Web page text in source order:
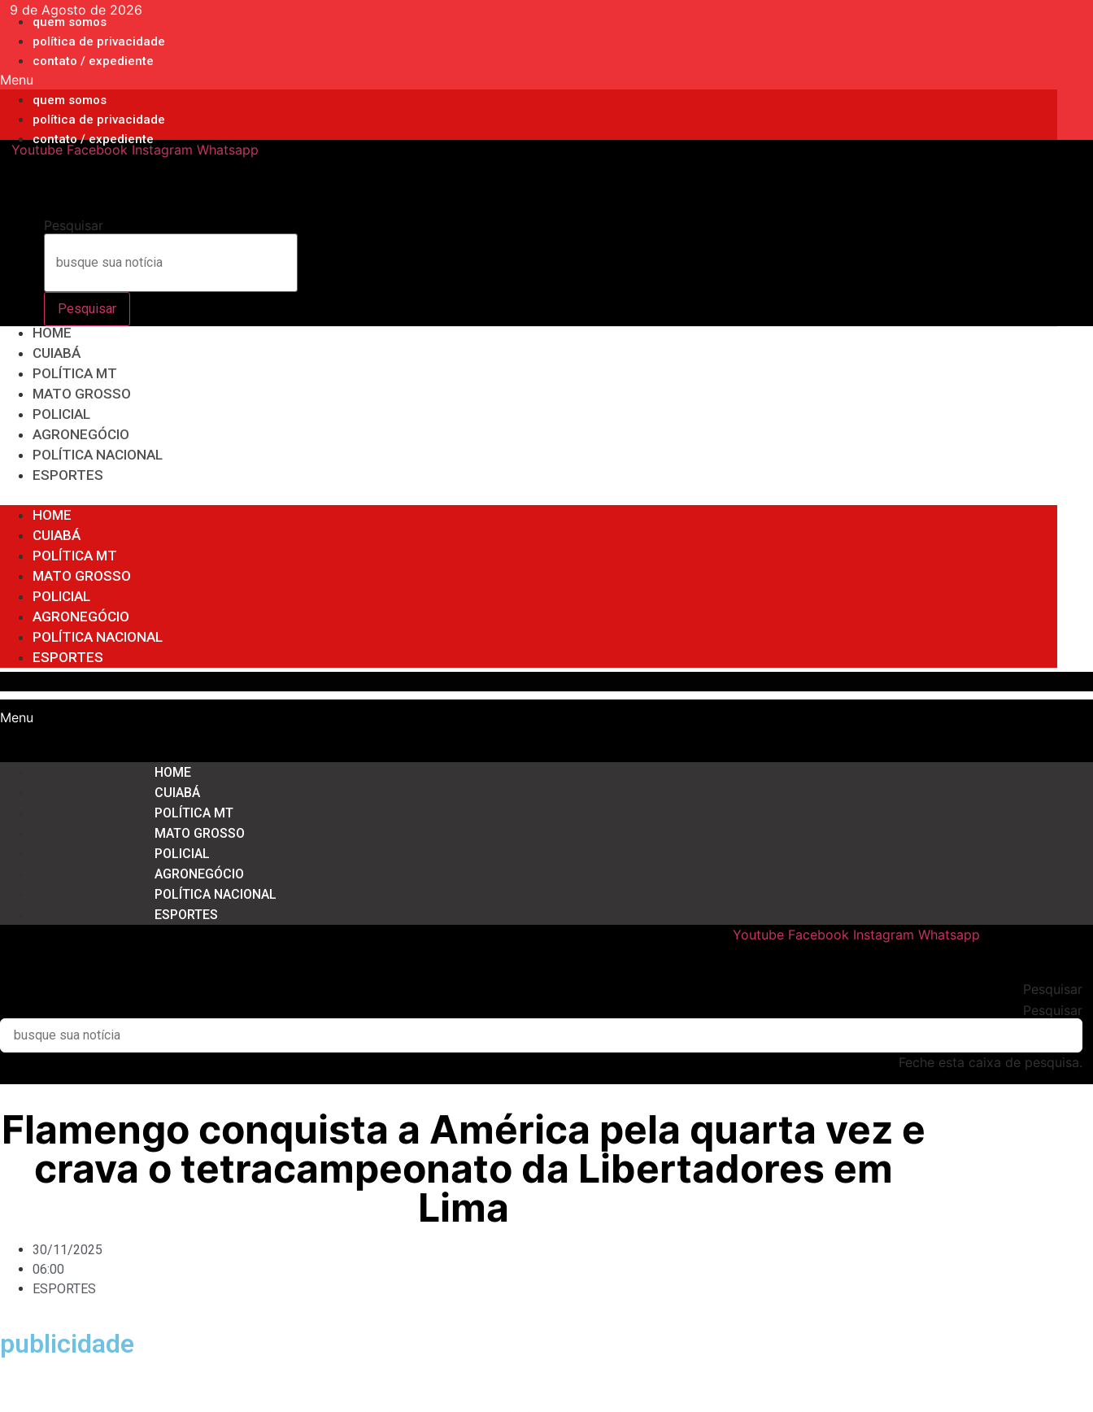
para
conteúdo
9 de Agosto de 2026
quem somos
política de privacidade
contato / expediente
Menu
quem somos
política de privacidade
contato / expediente
Youtube Facebook Instagram Whatsapp
Pesquisar
Pesquisar
HOME
CUIABÁ
POLÍTICA MT
MATO GROSSO
POLICIAL
AGRONEGÓCIO
POLÍTICA NACIONAL
ESPORTES
HOME
CUIABÁ
POLÍTICA MT
MATO GROSSO
POLICIAL
AGRONEGÓCIO
POLÍTICA NACIONAL
ESPORTES
Menu
HOME
CUIABÁ
POLÍTICA MT
MATO GROSSO
POLICIAL
AGRONEGÓCIO
POLÍTICA NACIONAL
ESPORTES
Youtube Facebook Instagram Whatsapp
Pesquisar
Pesquisar
Feche esta caixa de pesquisa.
Flamengo conquista a América pela quarta vez e
crava o tetracampeonato da Libertadores em
Lima
30/11/2025
06:00
ESPORTES
publicidade